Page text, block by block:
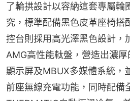
了輪拱設計以容納這套專屬輪
究，標準配備黑色皮革座椅搭
控台則採用高光澤黑色設計，
AMG高性能軚盤，營造出濃
顯示屏及MBUX多媒體系統，
前座無線充電功能，同時配備